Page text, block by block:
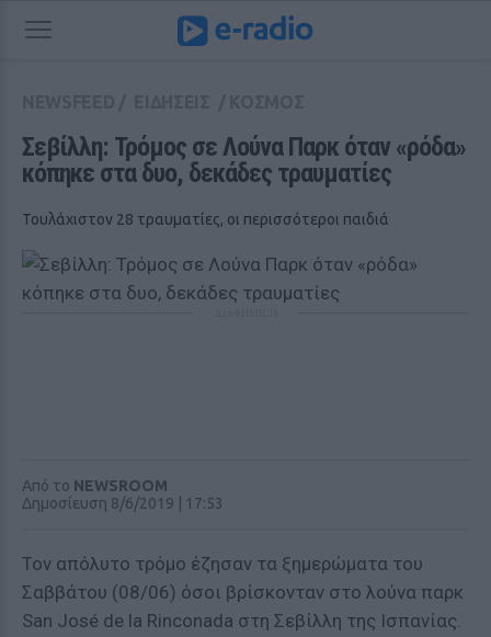
Σεβίλλη: Τρόμος σε Λούνα Παρκ όταν «ρόδα»
κόπηκε στα δυο, δεκάδες τραυματίες
Τουλάχιστον 28 τραυματίες, οι περισσότεροι παιδιά
Από το NEWSROOM
Δημοσίευση 8/6/2019 | 17:53
Τον απόλυτο τρόμο έζησαν τα ξημερώματα του
Σαββάτου (08/06) όσοι βρίσκονταν στο λούνα παρκ
San José de la Rinconada στη Σεβίλλη της Ισπανίας.